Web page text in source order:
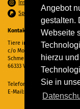
Angebot
gestalten.
Webseite
hierzu
Sie in
Instagram
Spenden per PayPal
Kontakt
Tiere in Not Saar e.V.
c/o Monika Ewen
Schmelzer Straße 22
66333 Völklingen
Telefon:
06898 294862
E-Mail:
info@tiere-in-not-